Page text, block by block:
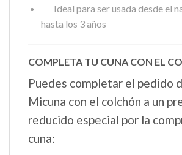
Ideal para ser usada desde el
hasta los 3 años
COMPLETA TU CUNA CON EL
Puedes completar el pedido
Micuna con el colchón a un
reducido especial por la
cuna: